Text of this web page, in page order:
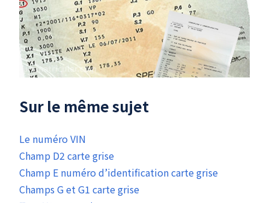
Sur le même sujet
Le numéro VIN
Champ D2 carte grise
Champ E numéro d’identification carte grise
Champs G et G1 carte grise